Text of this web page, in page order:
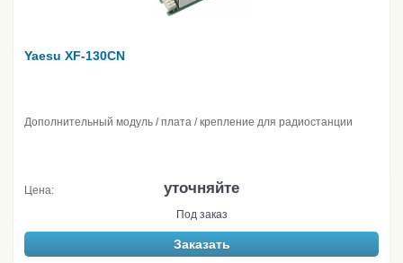
Yaesu XF-130CN
Дополнительный модуль / плата / крепление для радиостанции
Цена: уточняйте
Под заказ
Заказать